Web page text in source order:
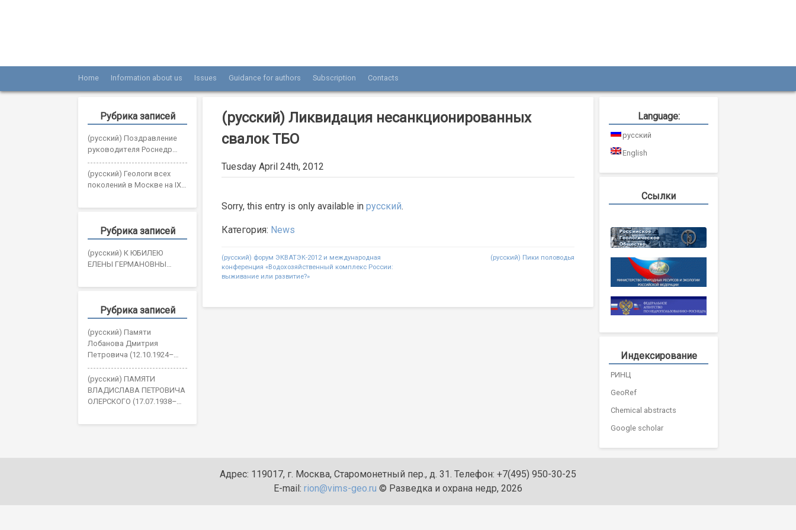
Журнал «Разведка и охрана недр»
Мы рады вас приветствовать на сайте журнала «Разведка и охрана недр»
Home Information about us Issues Guidance for authors Subscription Contacts
(русский) Ликвидация несанкционированных
свалок ТБО
Tuesday April 24th, 2012
Sorry, this entry is only available in русский.
Категория: News
Post
navigation
(русский) форум ЭКВАТЭК-2012 и международная
конференция «Водохозяйственный комплекс России:
выживание или развитие?»
(русский) Пики половодья
Рубрика записей
(русский) Поздравление
руководителя Роснедр
Олега Казанова с Днем
геолога
(русский) Геологи всех
поколений в Москве на IX
геологов
Рубрика записей
(русский) К ЮБИЛЕЮ
ЕЛЕНЫ ГЕРМАНОВНЫ
Рубрика записей
(русский) Памяти
Лобанова Дмитрия
Петровича (12.10.1924–
30.05.2026)
(русский) ПАМЯТИ
ВЛАДИСЛАВА ПЕТРОВИЧА
ОЛЕРСКОГО (17.07.1938–
Language:
русский
English
Ссылки
Индексирование
РИНЦ
GeoRef
Chemical abstracts
Google scholar
Адрес: 119017, г. Москва, Старомонетный пер., д. 31. Телефон: +7(495) 950-30-25
E-mail: rion@vims-geo.ru © Разведка и охрана недр, 2026